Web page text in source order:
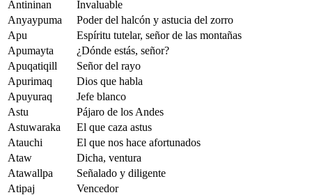
Antininan
Invaluable
Anyaypuma
Poder del halcón y astucia del zorro
Apu
Espíritu tutelar, señor de las montañas
Apumayta
¿Dónde estás, señor?
Apuqatiqill
Señor del rayo
Apurimaq
Dios que habla
Apuyuraq
Jefe blanco
Astu
Pájaro de los Andes
Astuwaraka
El que caza astus
Atauchi
El que nos hace afortunados
Ataw
Dicha, ventura
Atawallpa
Señalado y diligente
Atipaj
Vencedor